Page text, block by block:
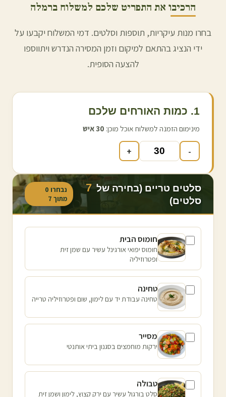
הרכיבו את התפריט שלכם למשלוח ברמלה
בחרו מנות עיקריות, תוספות וסלטים. דמי המשלוח יקבעו על
ידי הנציג בהתאם למיקום וזמן המסירה הנדרש ויתווספו
להצעה הסופית.
1. כמות האורחים שלכם
מינימום הזמנה למשלוח אוכל מוכן: 30איש
-
+
סלטים טריים (בחירה של 7
סלטים)
נבחרו 0
מתוך 7
חומוס הבית
חומוס יפואי אורגינל עשיר עם שמן זית
ופטרוזיליה
טחינה
טחינה עבודת יד עם לימון, שום ופטרוזיליה טרייה
מסייר
ירקות מוחמצים בסגנון ביתי אותנטי
טבולה
סלט בורגול עשיר עם ירק קצוץ, לימון ושמן זית